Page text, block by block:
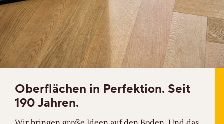
Oberflächen in Perfektion. Seit
190 Jahren.